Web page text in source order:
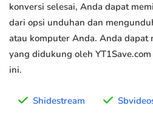
konversi selesai, Anda dapat
dari opsi unduhan dan
atau komputer Anda. Anda dapat
yang didukung oleh
ini.
Shidestream